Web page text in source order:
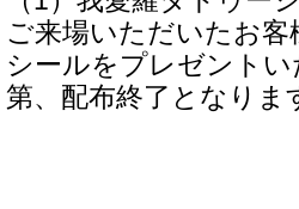
ご来場いただいたお
シールをプレゼント
第、配布終了となり